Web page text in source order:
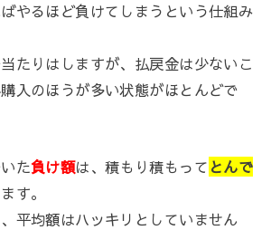
やるほど負けてしまうという仕組み
たりはしますが、払戻金は少ないこ
入のほうが多い状態がほとんどで
た負け額は、積もり積もって とんで
す。
平均額はハッキリとしていません